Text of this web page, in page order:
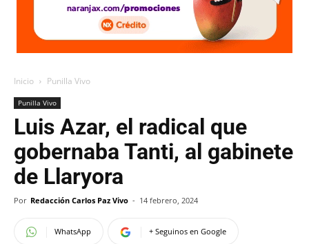
Inicio Punilla Vivo
Punilla Vivo
Luis Azar, el radical que
gobernaba Tanti, al gabinete
de Llaryora
Por Redacción Carlos Paz Vivo - 14 febrero, 2024
WhatsApp + Seguinos en Google